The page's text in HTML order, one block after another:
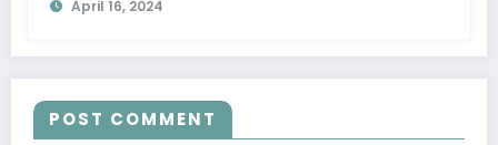
chwila
April 16, 2024
POST COMMENT